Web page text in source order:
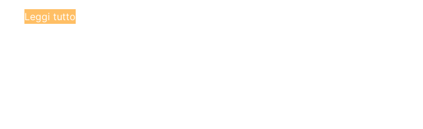
Leggi tutto